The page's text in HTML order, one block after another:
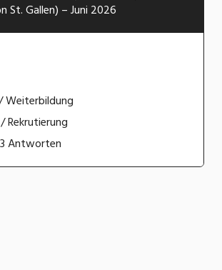
St. Gallen) – Juni 2026
Weiterbildung
Rekrutierung
Antworten